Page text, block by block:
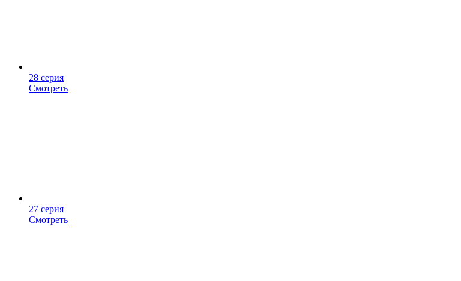
28 серия
Смотреть
27 серия
Смотреть